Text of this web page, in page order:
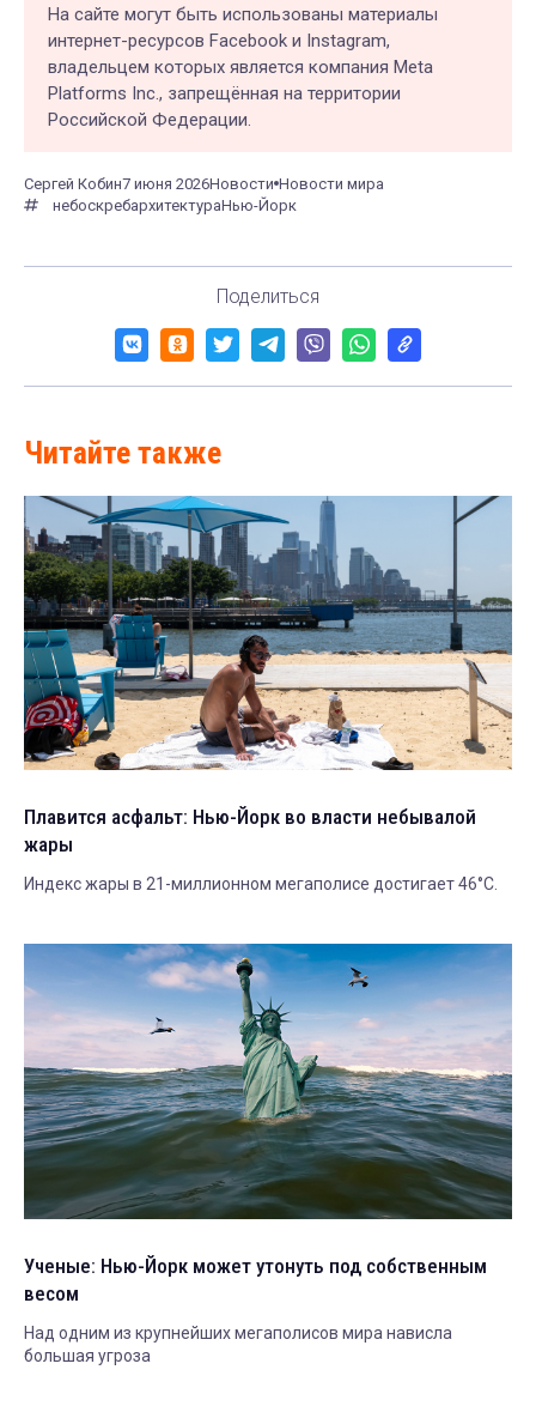
На сайте могут быть использованы материалы
интернет-ресурсов Facebook и Instagram,
владельцем которых является компания Meta
Platforms Inc., запрещённая на территории
Российской Федерации.
Сергей Кобин7 июня 2026Новости Новости мира
небоскребархитектураНью-Йорк
Поделиться
Читайте также
Плавится асфальт: Нью-Йорк во власти небывалой
жары
Индекс жары в 21-миллионном мегаполисе достигает 46°C.
Ученые: Нью-Йорк может утонуть под собственным
весом
Над одним из крупнейших мегаполисов мира нависла
большая угроза